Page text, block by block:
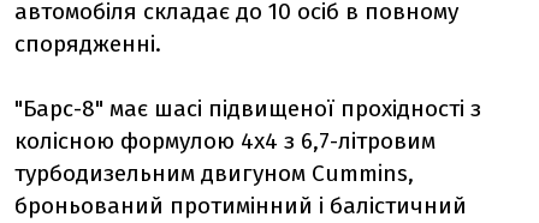
автомобіля складає до 10 осіб в повному
спорядженні.
"Барс-8" має шасі підвищеної прохідності з
колісною формулою 4х4 з 6,7-літровим
турбодизельним двигуном Cummins,
броньований протимінний і балістичний